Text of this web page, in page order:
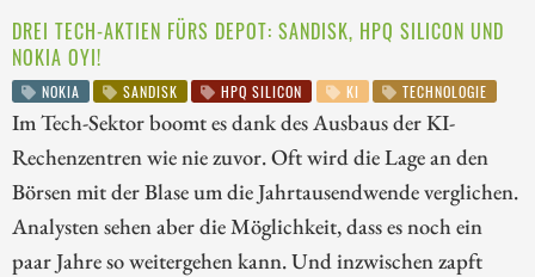
DREI TECH-AKTIEN FÜRS DEPOT: SANDISK, HPQ SILICON UND
NOKIA OYI!
NOKIA SANDISK HPQ SILICON KI TECHNOLOGIE
Im Tech-Sektor boomt es dank des Ausbaus der KI-
Rechenzentren wie nie zuvor. Oft wird die Lage an den
Börsen mit der Blase um die Jahrtausendwende verglichen.
Analysten sehen aber die Möglichkeit, dass es noch ein
paar Jahre so weitergehen kann. Und inzwischen zapft